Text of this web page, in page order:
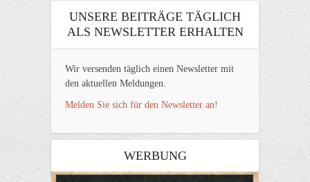
UNSERE BEITRÄGE TÄGLICH
ALS NEWSLETTER ERHALTEN
Wir versenden täglich einen Newsletter mit
den aktuellen Meldungen.
Melden Sie sich für den Newsletter an!
WERBUNG